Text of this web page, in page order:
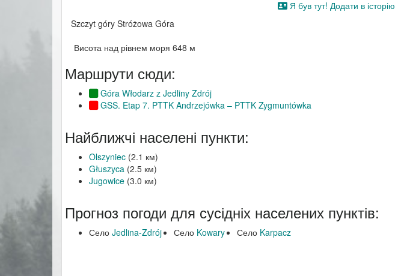
Я був тут! Додати в історію
Szczyt góry Stróżowa Góra
Висота над рівнем моря 648 м
Маршрути сюди:
Góra Włodarz z Jedliny Zdrój
GSS. Etap 7. PTTK Andrzejówka – PTTK Zygmuntówka
Найближчі населені пункти:
Olszyniec (2.1 км)
Głuszyca (2.5 км)
Jugowice (3.0 км)
Прогноз погоди для сусідніх населених пунктів:
Село Jedlina-Zdrój Село Kowary Село Karpacz